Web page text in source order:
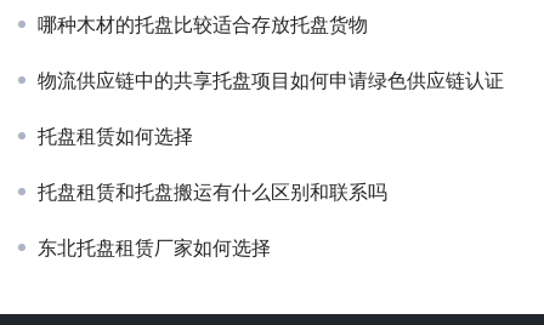
哪种木材的托盘比较适合存放托盘货物
物流供应链中的共享托盘项目如何申请绿色供应链认证
托盘租赁如何选择
托盘租赁和托盘搬运有什么区别和联系吗
东北托盘租赁厂家如何选择